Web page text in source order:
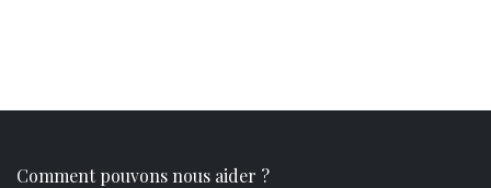
Comment pouvons nous aider ?